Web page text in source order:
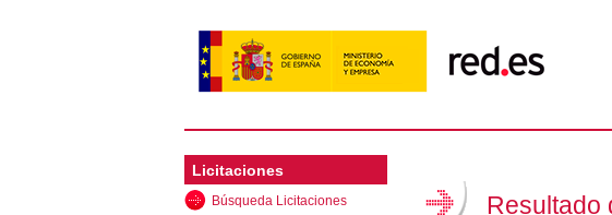
Licitaciones
Búsqueda Licitaciones Resultado